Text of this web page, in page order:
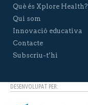
Què és Xplore Health?
Qui som
Innovació educativa
Contacte
Subscriu-t’hi
DESENVOLUPAT PER: